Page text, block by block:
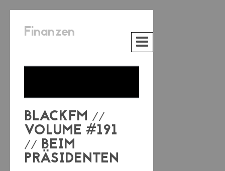
Finanzen
BLACKFM //
VOLUME #191
// BEIM
PRÄSIDENTEN